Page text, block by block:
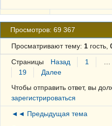
Просмотров: 69 367
Просматривают тему: 1гость,
Страницы Назад 1
19
Далее
Чтобы отправить ответ, вы
зарегистрироваться
◄◄ Предыдущая тема